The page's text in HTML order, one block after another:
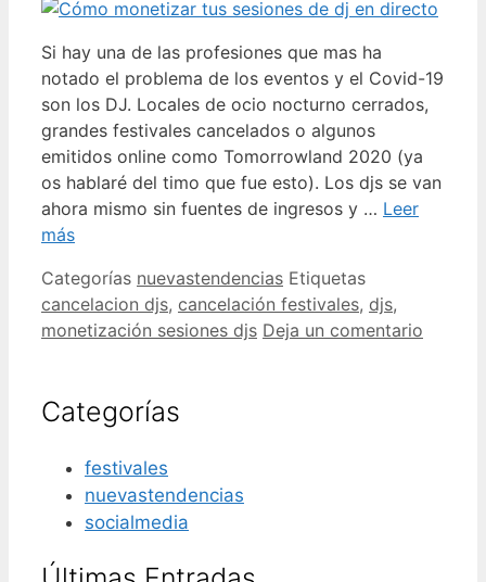
Si hay una de las profesiones que mas ha
notado el problema de los eventos y el Covid-19
son los DJ. Locales de ocio nocturno cerrados,
grandes festivales cancelados o algunos
emitidos online como Tomorrowland 2020 (ya
os hablaré del timo que fue esto). Los djs se van
ahora mismo sin fuentes de ingresos y … Leer
más
Categorías nuevastendencias Etiquetas
cancelacion djs, cancelación festivales, djs,
monetización sesiones djs Deja un comentario
Categorías
festivales
nuevastendencias
socialmedia